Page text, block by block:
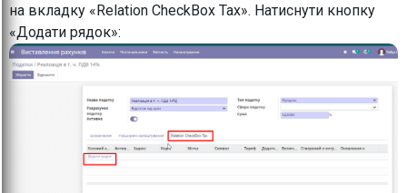
на вкладку «Relation CheckBox Tax». Натиснути кнопку
«Додати рядок»: